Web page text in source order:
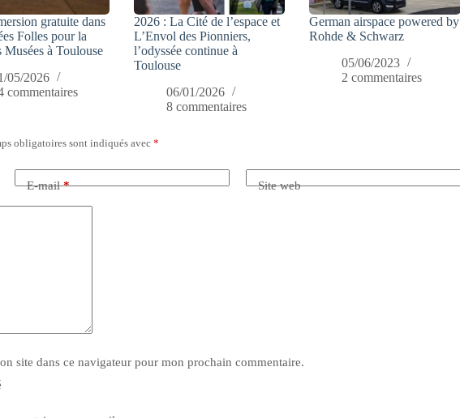
gratuite dans
Folles pour la
Musées à Toulouse
05/2026
commentaires
2026 : La Cité de l’espace et
L’Envol des Pionniers,
l’odyssée continue à
Toulouse
06/01/2026
8 commentaires
German airspace powered by
Rohde & Schwarz
05/06/2023
2 commentaires
obligatoires sont indiqués avec *
E-mail* Site web
site dans ce navigateur pour mon prochain commentaire.